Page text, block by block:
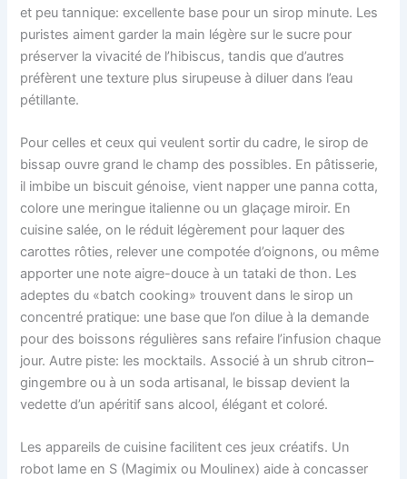
et peu tannique: excellente base pour un sirop minute. Les
puristes aiment garder la main légère sur le sucre pour
préserver la vivacité de l’hibiscus, tandis que d’autres
préfèrent une texture plus sirupeuse à diluer dans l’eau
pétillante.
Pour celles et ceux qui veulent sortir du cadre, le sirop de
bissap ouvre grand le champ des possibles. En pâtisserie,
il imbibe un biscuit génoise, vient napper une panna cotta,
colore une meringue italienne ou un glaçage miroir. En
cuisine salée, on le réduit légèrement pour laquer des
carottes rôties, relever une compotée d’oignons, ou même
apporter une note aigre-douce à un tataki de thon. Les
adeptes du «batch cooking» trouvent dans le sirop un
concentré pratique: une base que l’on dilue à la demande
pour des boissons régulières sans refaire l’infusion chaque
jour. Autre piste: les mocktails. Associé à un shrub citron–
gingembre ou à un soda artisanal, le bissap devient la
vedette d’un apéritif sans alcool, élégant et coloré.
Les appareils de cuisine facilitent ces jeux créatifs. Un
robot lame en S (Magimix ou Moulinex) aide à concasser